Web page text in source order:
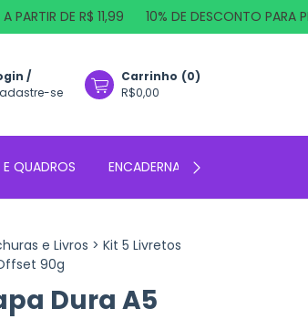
DE R$ 11,99 10% DE DESCONTO PARA PIX OU
/
se
Carrinho (0)
R$0,00
QUADROS ENCADERNAÇÃO
e Livros > Kit 5 Livretos
90g
Dura A5